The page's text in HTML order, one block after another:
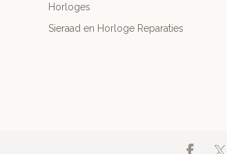
Horloges
Sieraad en Horloge Reparaties